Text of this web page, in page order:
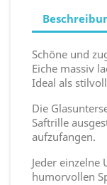
Schöne und
Eiche massiv
Ideal als
Die
Saftrille
aufzufangen.
Jeder einzelne
humorvollen